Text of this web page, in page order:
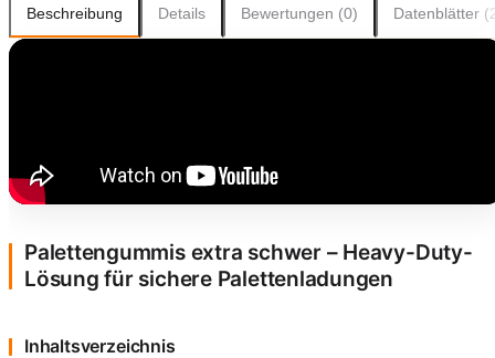
Beschreibung Details Bewertungen (0) Datenblätter
Palettengummis extra schwer – Heavy-Duty-
Lösung für sichere Palettenladungen
Inhaltsverzeichnis